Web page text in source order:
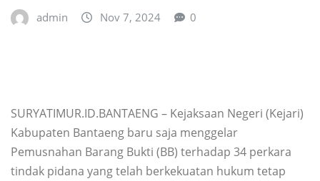
admin Nov 7, 2024 0
SURYATIMUR.ID.BANTAENG – Kejaksaan Negeri (Kejari)
Kabupaten Bantaeng baru saja menggelar
Pemusnahan Barang Bukti (BB) terhadap 34 perkara
tindak pidana yang telah berkekuatan hukum tetap